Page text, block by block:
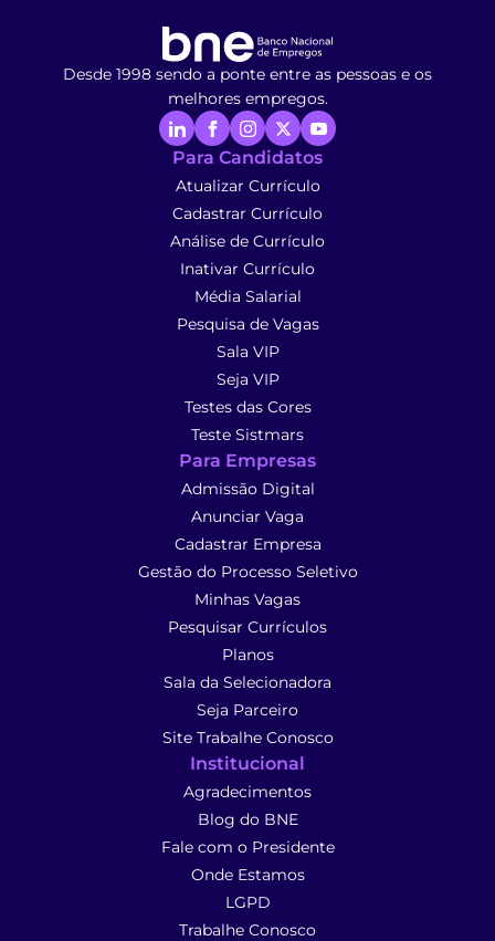
Desde 1998 sendo a ponte entre as pessoas e os
melhores empregos.
Para Candidatos
Atualizar Currículo
Cadastrar Currículo
Análise de Currículo
Inativar Currículo
Média Salarial
Pesquisa de Vagas
Sala VIP
Seja VIP
Testes das Cores
Teste Sistmars
Para Empresas
Admissão Digital
Anunciar Vaga
Cadastrar Empresa
Gestão do Processo Seletivo
Minhas Vagas
Pesquisar Currículos
Planos
Sala da Selecionadora
Seja Parceiro
Site Trabalhe Conosco
Institucional
Agradecimentos
Blog do BNE
Fale com o Presidente
Onde Estamos
LGPD
Trabalhe Conosco